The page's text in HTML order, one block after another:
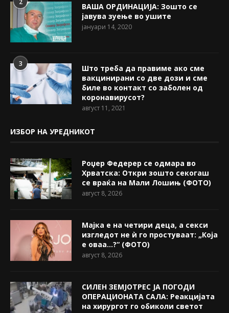
2
ВАША ОРДИНАЦИЈА: Зошто се
јавува зуење во ушите
јануари 14, 2020
3
Што треба да правиме ако сме
вакцинирани со две дози и сме
биле во контакт со заболен од
коронавирусот?
август 11, 2021
ИЗБОР НА УРЕДНИКОТ
Роџер Федерер се одмара во
Хрватска: Откри зошто секогаш
се враќа на Мали Лошињ (ФОТО)
август 8, 2026
Мајка е на четири деца, а секси
изгледот не ѝ го простуваат: „Која
е оваа…?“ (ФОТО)
август 8, 2026
СИЛЕН ЗЕМЈОТРЕС ЈА ПОГОДИ
ОПЕРАЦИОНАТА САЛА: Реакцијата
на хирургот го обиколи светот